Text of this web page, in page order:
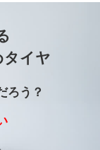
タイヤ
ろう？